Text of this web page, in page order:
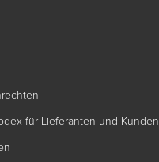
für Lieferanten und Kunden